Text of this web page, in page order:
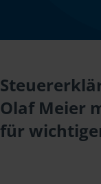
Olaf Meier
für